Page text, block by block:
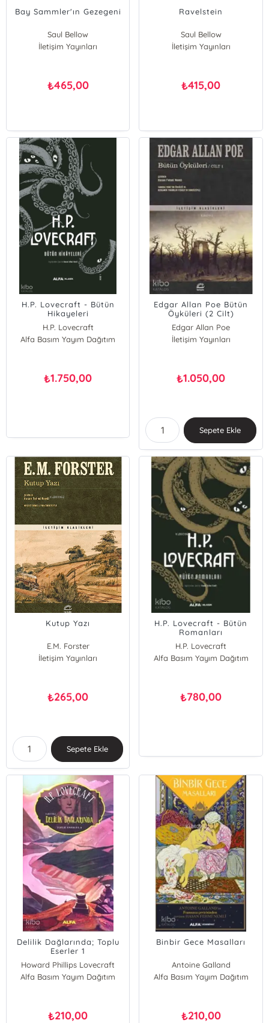
Bay Sammler'ın Gezegeni
Saul Bellow
İletişim Yayınları
₺465,00
Ravelstein
Saul Bellow
İletişim Yayınları
₺415,00
H.P. Lovecraft - Bütün
Hikayeleri
H.P. Lovecraft
Alfa Basım Yayım Dağıtım
₺1.750,00
Edgar Allan Poe Bütün
Öyküleri (2 Cilt)
Edgar Allan Poe
İletişim Yayınları
₺1.050,00
Sepete Ekle
Kutup Yazı
E.M. Forster
İletişim Yayınları
₺265,00
Sepete Ekle
H.P. Lovecraft - Bütün
Romanları
H.P. Lovecraft
Alfa Basım Yayım Dağıtım
₺780,00
Delilik Dağlarında; Toplu
Eserler 1
Howard Phillips Lovecraft
Alfa Basım Yayım Dağıtım
₺210,00
Binbir Gece Masalları
Antoine Galland
Alfa Basım Yayım Dağıtım
₺210,00